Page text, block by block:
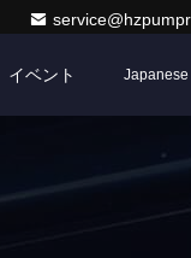
イベント Japanese